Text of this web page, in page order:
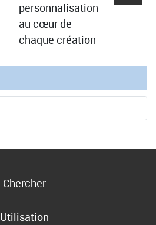
personnalisation
au cœur de
chaque création
Chercher
Utilisation